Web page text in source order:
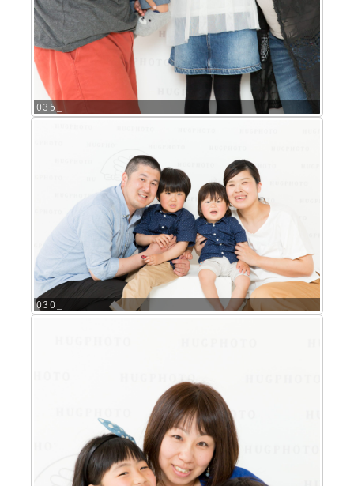
035_
030_